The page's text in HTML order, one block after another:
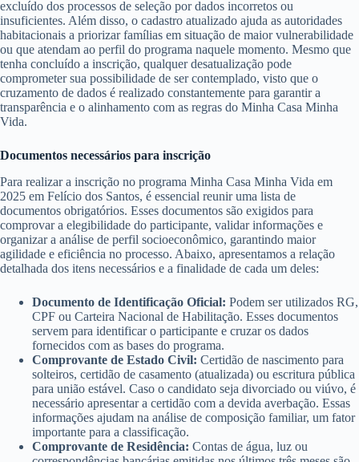
excluído dos processos de seleção por dados incorretos ou
insuficientes. Além disso, o cadastro atualizado ajuda as autoridades
habitacionais a priorizar famílias em situação de maior vulnerabilidade
ou que atendam ao perfil do programa naquele momento. Mesmo que
tenha concluído a inscrição, qualquer desatualização pode
comprometer sua possibilidade de ser contemplado, visto que o
cruzamento de dados é realizado constantemente para garantir a
transparência e o alinhamento com as regras do Minha Casa Minha
Vida.
Documentos necessários para inscrição
Para realizar a inscrição no programa Minha Casa Minha Vida em
2025 em Felício dos Santos, é essencial reunir uma lista de
documentos obrigatórios. Esses documentos são exigidos para
comprovar a elegibilidade do participante, validar informações e
organizar a análise de perfil socioeconômico, garantindo maior
agilidade e eficiência no processo. Abaixo, apresentamos a relação
detalhada dos itens necessários e a finalidade de cada um deles:
Documento de Identificação Oficial: Podem ser utilizados RG,
CPF ou Carteira Nacional de Habilitação. Esses documentos
servem para identificar o participante e cruzar os dados
fornecidos com as bases do programa.
Comprovante de Estado Civil: Certidão de nascimento para
solteiros, certidão de casamento (atualizada) ou escritura pública
para união estável. Caso o candidato seja divorciado ou viúvo, é
necessário apresentar a certidão com a devida averbação. Essas
informações ajudam na análise de composição familiar, um fator
importante para a classificação.
Comprovante de Residência: Contas de água, luz ou